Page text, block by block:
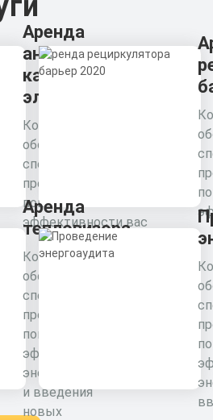
Аренда
анализатора
качества
электроэнергии
Комплексное
обследование
специалистами
предприятия для
повышения
эффективности вас
Аренда
тепловизора
Комплексное
обследование
специалистами
предприятия для
повышения
эффективности
энергоресурсов
и введения
новых